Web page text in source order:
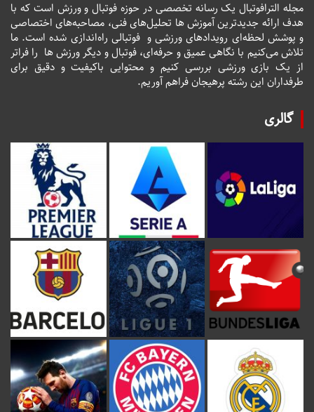
مجله الترافوتبال یک رسانه تخصصی در حوزه فوتبال و ورزش است که با
هدف ارائه جدیدترین آموزش ها تحلیل‌های فنی، مصاحبه‌های اختصاصی
و پوشش لحظه‌ای رویدادهای ورزشی و فوتبالی راه‌اندازی شده است. ما
تلاش می‌کنیم با نگاهی عمیق و حرفه‌ای، فوتبال و دیگر ورزش ها را فراتر
از یک بازی ورزشی بررسی کنیم و محتوایی باکیفیت و دقیق برای
طرفداران این رشته پرهیجان فراهم آوریم.
گالری